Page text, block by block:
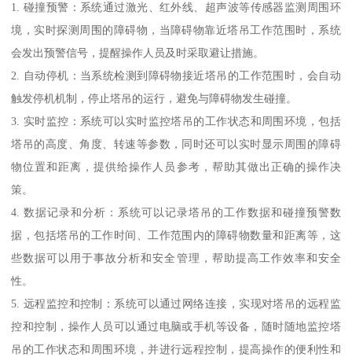
1. 碰撞预警：系统通过激光、红外线、超声波等传感器监测周围环
境，实时探测周围的障碍物，当障碍物靠近塔吊工作范围时，系统
会发出预警信号，提醒操作人员及时采取避让措施。
2. 自动停机：当系统检测到障碍物接近塔吊的工作范围时，会自动
触发停机机制，停止塔吊的运行，避免与障碍物发生碰撞。
3. 实时监控：系统可以实时监控塔吊的工作状态和周围环境，包括
塔吊的高度、角度、转速等参数，同时还可以实时显示周围的障碍
物位置和距离，提供给操作人员参考，帮助其做出正确的操作决
策。
4. 数据记录和分析：系统可以记录塔吊的工作数据和碰撞预警数
据，包括塔吊的工作时间、工作范围内的障碍物数量和距离等，这
些数据可以用于事故分析和安全管理，帮助提高工作效率和安全
性。
5. 远程监控和控制：系统可以通过网络连接，实现对塔吊的远程监
控和控制，操作人员可以通过电脑或手机等设备，随时随地监控塔
吊的工作状态和周围环境，并进行远程控制，提高操作的便利性和